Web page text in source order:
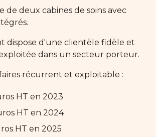
de deux cabines de soins avec
dispose d'une clientèle fidèle et
dans un secteur porteur.
récurrent et exploitable :
HT en 2023
HT en 2024
HT en 2025